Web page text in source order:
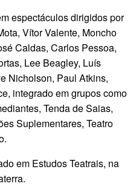
espectáculos dirigidos por
Vítor Valente, Moncho
Caldas, Carlos Pessoa,
Lee Beagley, Luís
Nicholson, Paul Atkins,
integrado em grupos como
Tenda de Saias,
Suplementares, Teatro
em Estudos Teatrais, na